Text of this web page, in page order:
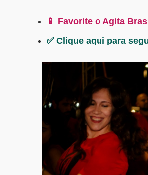
📱 Favorite o Agita
✅ Clique aqui para